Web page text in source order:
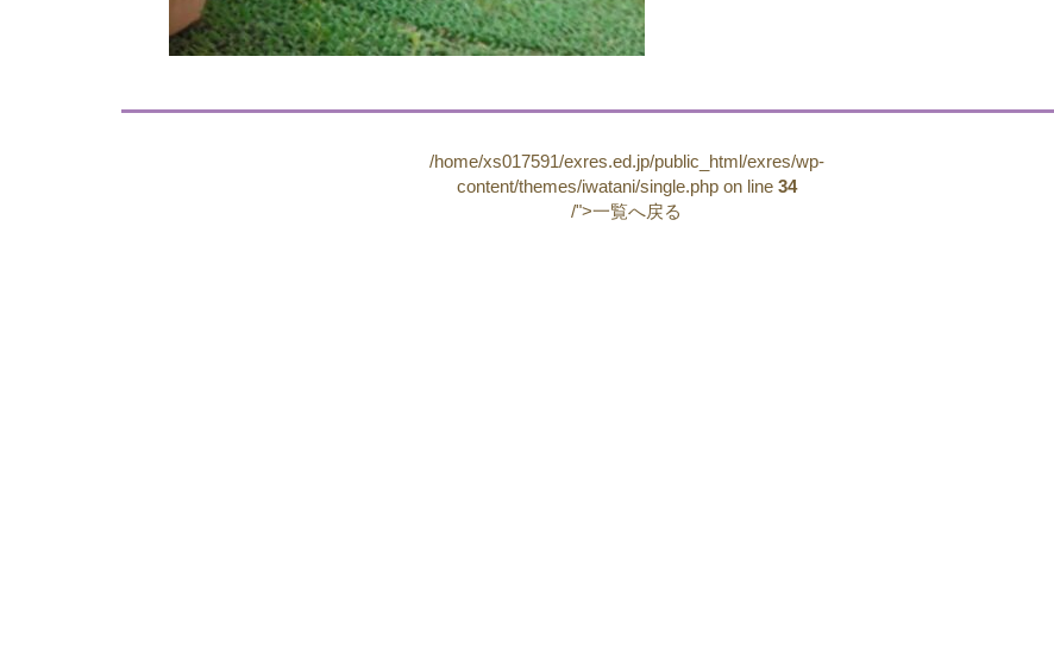
/home/xs017591/exres.ed.jp/public_html/exres/wp-
content/themes/iwatani/single.php on line 34
/">一覧へ戻る